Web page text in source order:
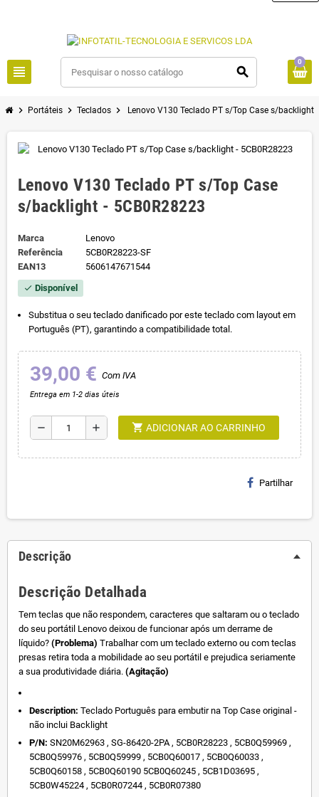
view_headline search
0
chevron_right Portáteis chevron_right Teclados chevron_right Lenovo V130 Teclado PT s/Top Case s/backlight
Lenovo V130 Teclado PT s/Top Case
s/backlight - 5CB0R28223
Marca
Lenovo
Referência
5CB0R28223-SF
EAN13
5606147671544
check Disponível
Substitua o seu teclado danificado por este teclado com layout em
Português (PT), garantindo a compatibilidade total.
39,00 € Com IVA
Entrega em 1-2 dias úteis
remove add shopping_cart ADICIONAR AO CARRINHO
Partilhar
Descrição
Descrição Detalhada
Tem teclas que não respondem, caracteres que saltaram ou o teclado
do seu portátil Lenovo deixou de funcionar após um derrame de
líquido? (Problema) Trabalhar com um teclado externo ou com teclas
presas retira toda a mobilidade ao seu portátil e prejudica seriamente
a sua produtividade diária. (Agitação)
Description: Teclado Português para embutir na Top Case original -
não inclui Backlight
P/N: SN20M62963 , SG-86420-2PA , 5CB0R28223 , 5CB0Q59969 ,
5CB0Q59976 , 5CB0Q59999 , 5CB0Q60017 , 5CB0Q60033 ,
5CB0Q60158 , 5CB0Q60190 5CB0Q60245 , 5CB1D03695 ,
5CB0W45224 , 5CB0R07244 , 5CB0R07380